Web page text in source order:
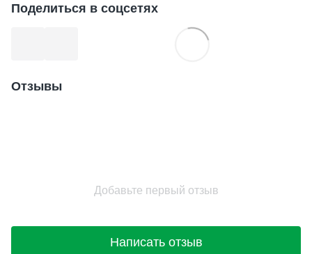
Поделиться в соцсетях
Отзывы
Добавьте первый отзыв
Написать отзыв